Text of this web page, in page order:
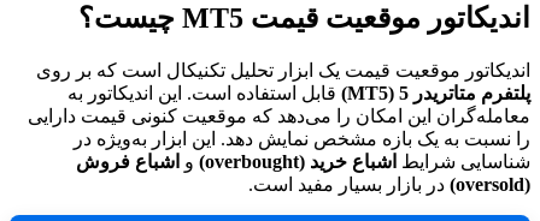
اندیکاتور موقعیت قیمت MT5 چیست؟
اندیکاتور موقعیت قیمت یک ابزار تحلیل تکنیکال است که بر روی
پلتفرم متاتریدر 5
(MT5)
قابل استفاده است. این اندیکاتور به
معامله‌گران این امکان را می‌دهد که موقعیت کنونی قیمت دارایی
را نسبت به یک بازه مشخص نمایش دهد. این ابزار به‌ویژه در
شناسایی شرایط اشباع خرید (overbought) و اشباع فروش
(oversold)
در بازار بسیار مفید است.